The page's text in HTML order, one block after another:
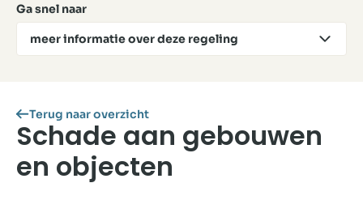
Ga snel naar
meer informatie over deze regeling
Terug naar overzicht
Schade aan gebouwen
en objecten